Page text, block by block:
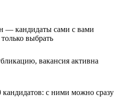
— кандидаты сами с вами
выбрать
вакансия активна
с ними можно сразу